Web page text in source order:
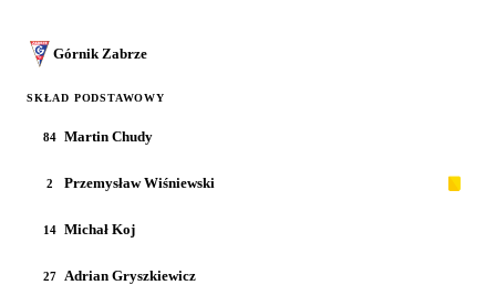
Górnik Zabrze
SKŁAD PODSTAWOWY
84 Martin Chudy
2 Przemysław Wiśniewski
14 Michał Koj
27 Adrian Gryszkiewicz